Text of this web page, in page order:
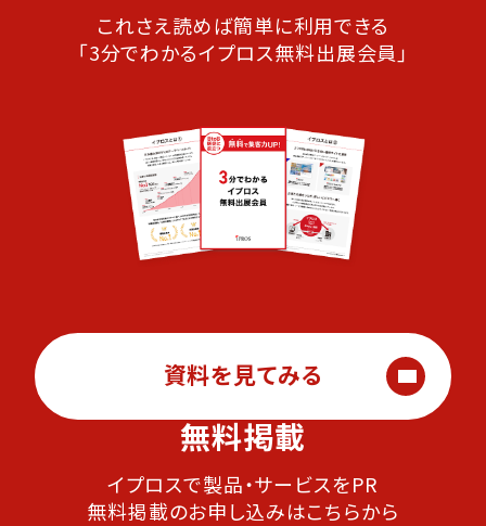
これさえ読めば簡単に利用できる
「3分でわかるイプロス無料出展会員」
資料を見てみる
無料掲載
イプロスで製品・サービスをPR
無料掲載のお申し込みはこちらから